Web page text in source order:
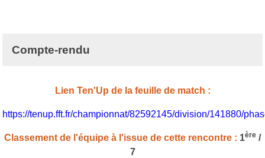
Compte-rendu
Lien Ten'Up de la feuille de match :
https://tenup.fft.fr/championnat/82592145/division/141880/
Classement de l'équipe à l'issue de cette rencontre : 1ère /
7